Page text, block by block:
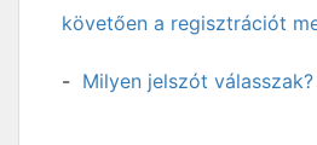
követően a regisztrációt
Milyen jelszót válasszak?